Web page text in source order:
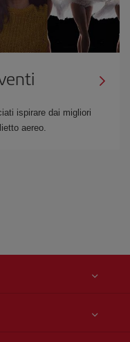
ispirare dai migliori
aereo.